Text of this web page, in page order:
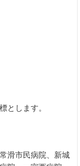
とします。
滑市民病院、新城